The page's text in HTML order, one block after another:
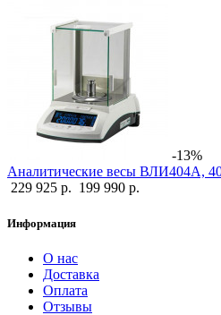
-13%
Аналитические весы ВЛИ404А,
229 925 р. 199 990 р.
Информация
О нас
Доставка
Оплата
Отзывы